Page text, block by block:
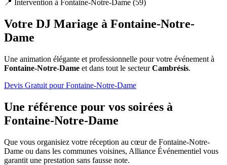
📍 Intervention à Fontaine-Notre-Dame (59)
Votre DJ Mariage à Fontaine-Notre-
Dame
Une animation élégante et professionnelle pour votre événement à
Fontaine-Notre-Dame et dans tout le secteurCambrésis.
Devis Gratuit pourFontaine-Notre-Dame
Une référence pour vos soirées à
Fontaine-Notre-Dame
Que vous organisiez votre réception au cœur de Fontaine-Notre-
Dame ou dans les communes voisines, Alliance Événementiel vous
garantit une prestation sans fausse note.